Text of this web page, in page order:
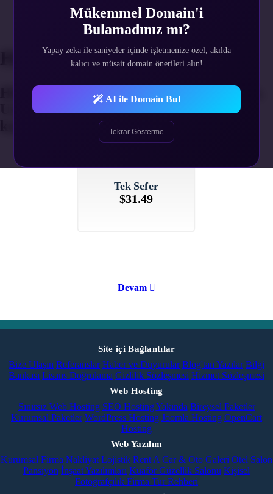
Mükemmel Domain'i
Bulamadınız mı?
Yapay zeka ile saniyeler içinde işletmenize özel, akılda
kalıcı ve müsait domain önerileri alın!
AI ile Domain Bul
Tekrar Gösterme
4
Ek Hizmetler
5
Hizmet Süresi Seçimi
Hizmetinizin yenilenme periyodunu seçin.
Uzun süreli alımlarda indirim fırsatını
Tek Sefer
$31.49
Devam
Site içi Bağlantılar
Bize Ulaşın Referanslar Haber ve Duyurular Blog'tan Yazılar Bilgi
Bankası Lisans Doğrulama Gizlilik Sözleşmesi Hizmet Sözleşmesi
Web Hosting
Sınırsız Web Hosting SEO Hosting Yakında Bireysel Paketler
Kurumsal Paketler WordPress Hosting Joomla Hosting OpenCart
Hosting
Web Yazılım
Kurumsal Firma Nakliyat Lojistik Rent A Car & Oto Galeri Otel Salon
Pansiyon İnşaat Yazılımları Kuaför Güzellik Salonu Kişisel
Fotografçılık Firma Tur Rehberi